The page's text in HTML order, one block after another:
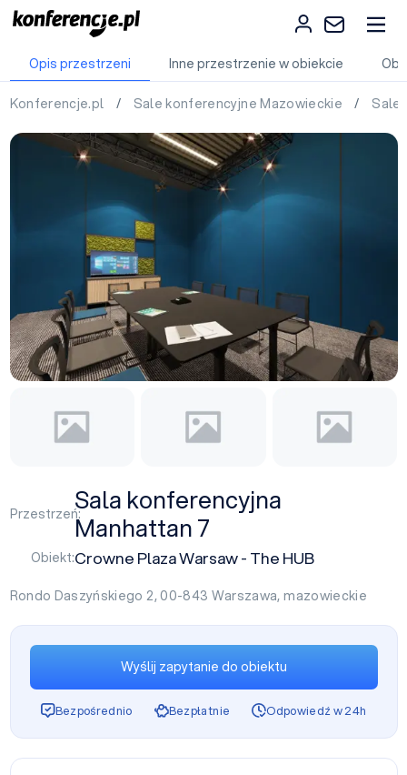
Opis przestrzeni Inne przestrzenie w obiekcie
Konferencje.pl / Sale konferencyjne Mazowieckie / Sale
Przestrzeń:Sala konferencyjna
Manhattan 7
Obiekt:Crowne Plaza Warsaw - The HUB
Rondo Daszyńskiego 2, 00-843 Warszawa,mazowieckie
Wyślij zapytanie do obiektu
Bezpośrednio Bezpłatnie Odpowiedź w 24h